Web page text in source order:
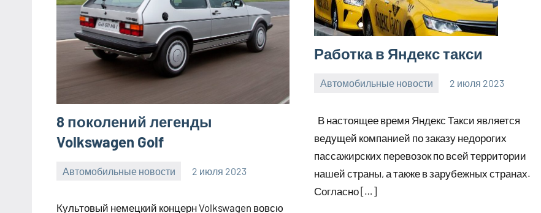
8 поколений легенды
Volkswagen Golf
Автомобильные новости 2 июля 2023
Культовый немецкий концерн Volkswagen вовсю
Работка в Яндекс такси
Автомобильные новости 2 июля 2023
В настоящее время Яндекс Такси является
ведущей компанией по заказу недорогих
пассажирских перевозок по всей территории
нашей страны, а также в зарубежных странах.
Согласно […]